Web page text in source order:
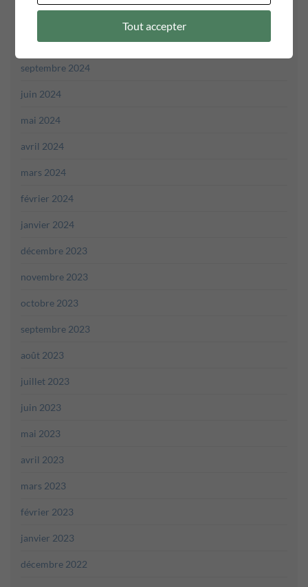
novembre 2024
octobre 2024
septembre 2024
juin 2024
mai 2024
avril 2024
mars 2024
février 2024
janvier 2024
décembre 2023
novembre 2023
octobre 2023
septembre 2023
août 2023
juillet 2023
juin 2023
mai 2023
avril 2023
mars 2023
février 2023
janvier 2023
décembre 2022
Tout accepter